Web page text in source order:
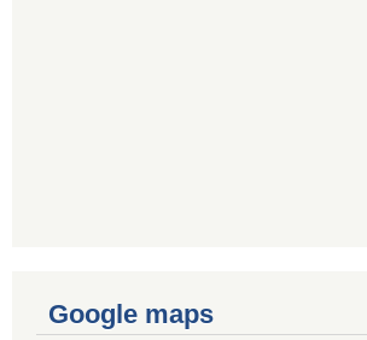
Google maps